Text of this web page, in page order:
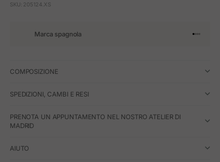
SKU: 205124.XS
Marca spagnola Vai
Vai
Vai
Vai
COMPOSIZIONE
SPEDIZIONI, CAMBI E RESI
PRENOTA UN APPUNTAMENTO NEL NOSTRO ATELIER DI
MADRID
AIUTO